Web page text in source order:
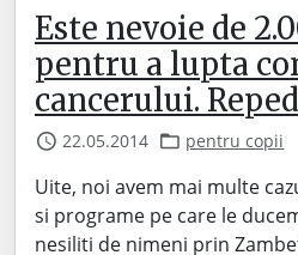
Este nevoie de
pentru a lupta
cancerului.
22.05.2014 pentru copii
Uite, noi avem mai multe
si programe pe care le
nesiliti de nimeni prin